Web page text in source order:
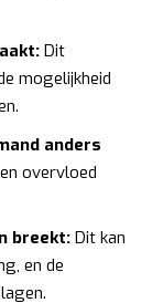
Dit
mogelijkheid
anders
overvloed
breekt: Dit kan
en de